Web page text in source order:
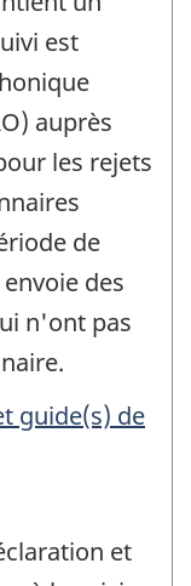
est
auprès
les rejets
de
des
n'ont pas
guide(s) de
et